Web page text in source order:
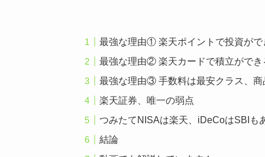
最強な理由① 楽天ポイントで投資がで
最強な理由② 楽天カードで積立ができ
最強な理由③ 手数料は最安クラス、商
楽天証券、唯一の弱点
つみたてNISAは楽天、iDeCoはSBIも
結論